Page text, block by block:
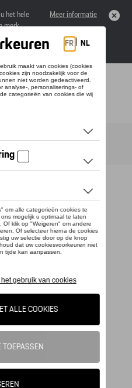
het hele
merk
Meer informatie
navigation